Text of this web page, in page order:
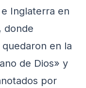
Inglaterra en
donde
en la
de Dios» y
por